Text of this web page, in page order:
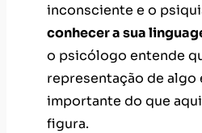
inconsciente e o
conhecer a sua
o psicólogo entende
representação de algo
importante do que
figura.